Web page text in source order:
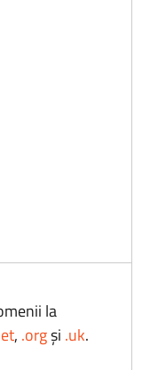
la
, .orgși .uk.